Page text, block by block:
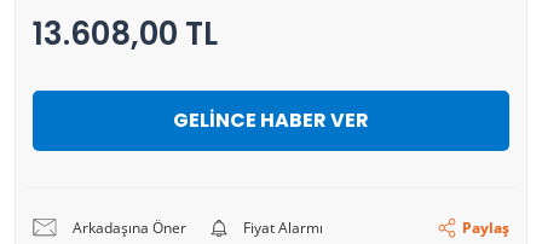
13.608,00 TL
GELİNCE HABER VER
Arkadaşına Öner Fiyat Alarmı Paylaş